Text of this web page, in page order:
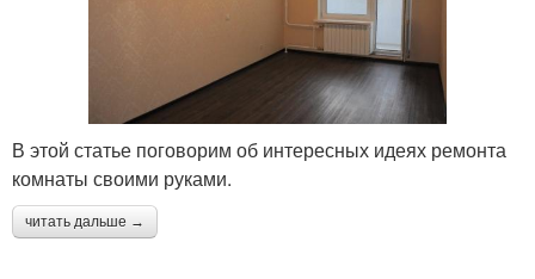
В этой статье поговорим об интересных идеях ремонта
комнаты своими руками.
читать дальше →